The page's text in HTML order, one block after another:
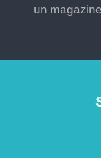
un